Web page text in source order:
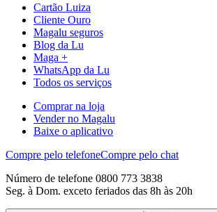
Cartão Luiza
Cliente Ouro
Magalu seguros
Blog da Lu
Maga +
WhatsApp da Lu
Todos os serviços
Comprar na loja
Vender no Magalu
Baixe o aplicativo
Compre pelo telefoneCompre pelo chat
Número de telefone 0800 773 3838
Seg. à Dom. exceto feriados das 8h às 20h